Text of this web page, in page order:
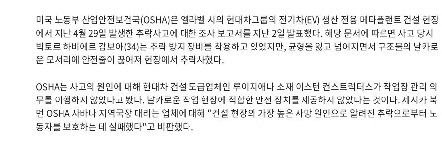
미국 노동부 산업안전보건국(OSHA)은 엘라벨 시의 현대차그룹의 전기차(EV) 생산 전용 메타플랜트 건설 현장
에서 지난 4월 29일 발생한 추락사고에 대한 조사 보고서를 지난 2일 발표했다. 해당 문서에 따르면 사고 당시
빅토르 하비에르 감보아(34)는 추락 방지 장비를 착용하고 있었지만, 균형을 잃고 넘어지면서 구조물의 날카로
운 모서리에 안전줄이 끊어져 현장에서 추락사했다.
OSHA는 사고의 원인에 대해 현대차 건설 도급업체인 루이지애나 소재 이스턴 컨스트럭터스가 작업장 관리 의
무를 이행하지 않았다고 봤다. 날카로운 작업 현장에 적합한 안전 장치를 제공하지 않았다는 것이다. 제시카 북
먼 OSHA 사바나 지역국장 대리는 업체에 대해 "건설 현장의 가장 높은 사망 원인으로 알려진 추락으로부터 노
동자를 보호하는 데 실패했다"고 비판했다.